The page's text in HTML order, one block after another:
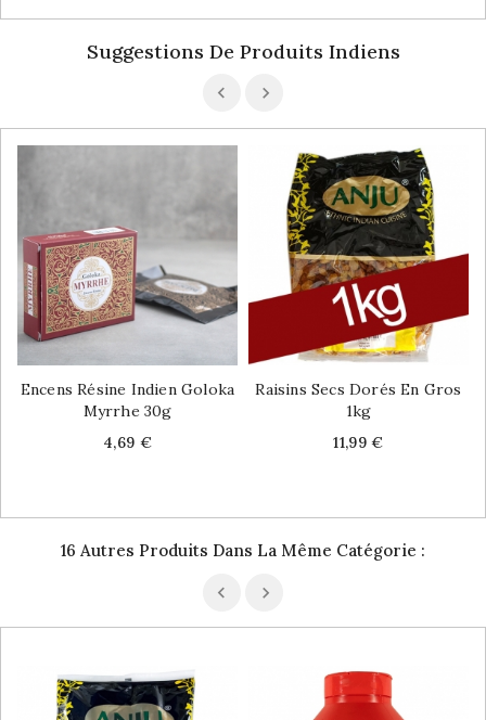
Suggestions De Produits Indiens
Encens Résine Indien Goloka
Myrrhe 30g
Price
4,69 €
Raisins Secs Dorés En Gros
1kg
Price
11,99 €
16 Autres Produits Dans La Même Catégorie :